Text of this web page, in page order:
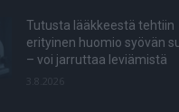
Tutusta lääkkeestä tehtiin
erityinen huomio syövän
– voi jarruttaa leviämistä
3.8.2026